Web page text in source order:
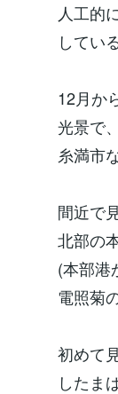
人工的
してい
12月か
光景で
糸満市
間近で
北部の
(本部港
電照菊
初めて
したま